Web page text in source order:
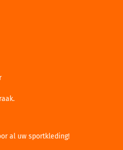
al uw sportkleding!